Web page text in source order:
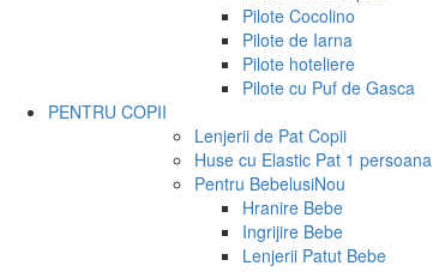
Pilote Cocolino
Pilote de Iarna
Pilote hoteliere
Pilote cu Puf de Gasca
PENTRU COPII
Lenjerii de Pat Copii
Huse cu Elastic Pat 1 persoana
Pentru BebelusiNou
Hranire Bebe
Ingrijire Bebe
Lenjerii Patut Bebe